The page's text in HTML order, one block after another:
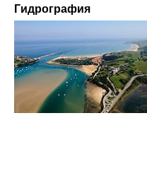
Гидрография